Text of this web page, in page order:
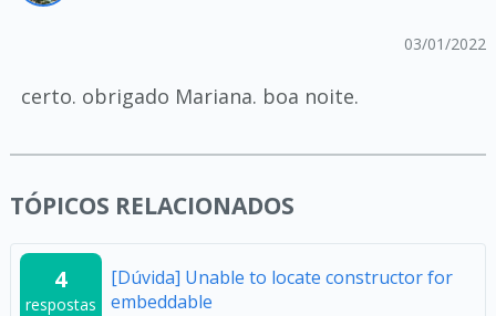
03/01/2022
certo. obrigado Mariana. boa noite.
TÓPICOS RELACIONADOS
4
respostas
[Dúvida] Unable to locate constructor for
embeddable